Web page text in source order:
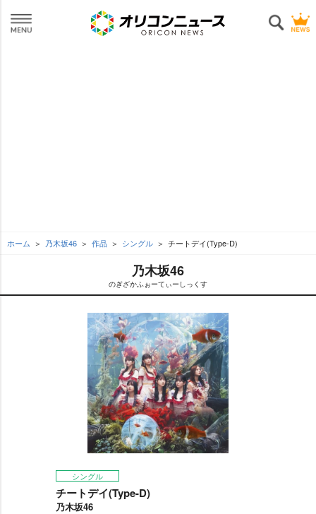
ホーム 乃木坂46 作品 シングル チートデイ(Type-D)
乃木坂46
のぎざかふぉーてぃーしっくす
シングル
チートデイ(Type-D)
乃木坂46